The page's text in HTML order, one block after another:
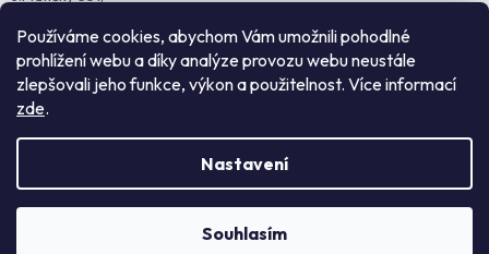
Používáme cookies, abychom Vám umožnili pohodlné
prohlížení webu a díky analýze provozu webu neustále
zlepšovali jeho funkce, výkon a použitelnost. Více informací
zde.
Nastavení
Souhlasím
Vytvořil Shoptet
reklamnitextil.cz. Všechna práva vyhrazena.
NEZÁVAZNÁ POPTÁVKA